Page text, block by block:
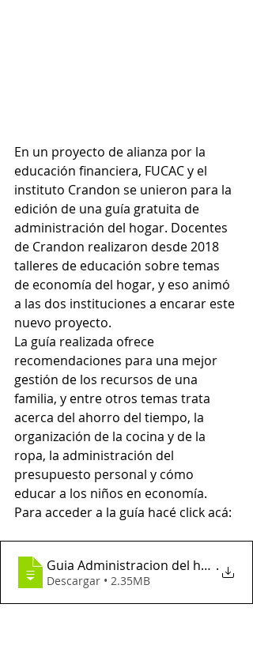
En un proyecto de alianza por la
educación financiera, FUCAC y el
instituto Crandon se unieron para la
edición de una guía gratuita de
administración del hogar. Docentes
de Crandon realizaron desde 2018
talleres de educación sobre temas
de economía del hogar, y eso animó
a las dos instituciones a encarar este
nuevo proyecto.
La guía realizada ofrece
recomendaciones para una mejor
gestión de los recursos de una
familia, y entre otros temas trata
acerca del ahorro del tiempo, la
organización de la cocina y de la
ropa, la administración del
presupuesto personal y cómo
educar a los niños en economía.
Para acceder a la guía hacé click acá:
Guia Administracion del hogar
.
Descargar • 2.35MB